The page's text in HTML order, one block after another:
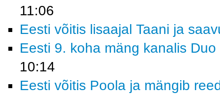
11:06
Eesti võitis lisaajal Taani ja
Eesti 9. koha mäng kanalis
10:14
Eesti võitis Poola ja mängib